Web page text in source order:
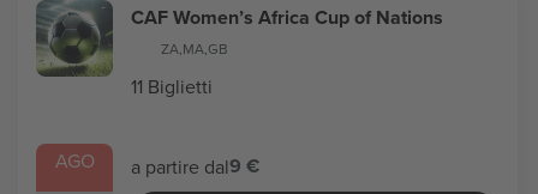
AGO
CAF Women’s Africa Cup of Nations
ZA,MA,GB
11 Biglietti
a partire dal9 €